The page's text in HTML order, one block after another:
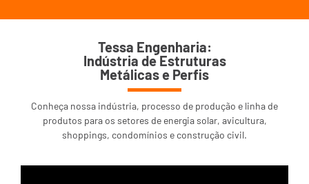
Tessa Engenharia:
Indústria de Estruturas
Metálicas e Perfis
Conheça nossa indústria, processo de produção e linha de
produtos para os setores de energia solar, avicultura,
shoppings, condomínios e construção civil.